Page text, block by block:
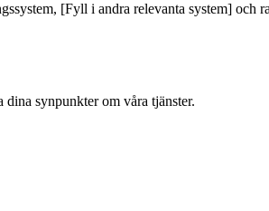
[Fyll i andra relevanta system] och
synpunkter om våra tjänster.